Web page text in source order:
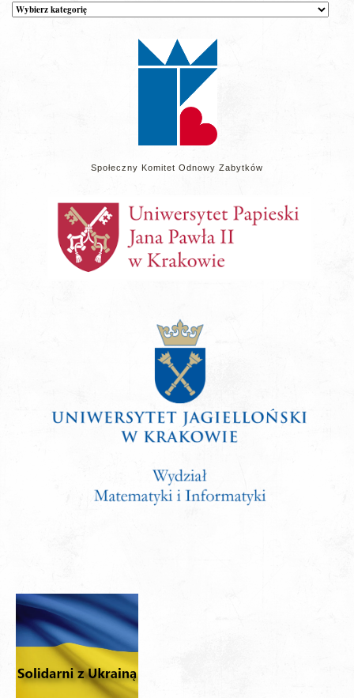
Kategorie
wpisów
Społeczny Komitet Odnowy Zabytków